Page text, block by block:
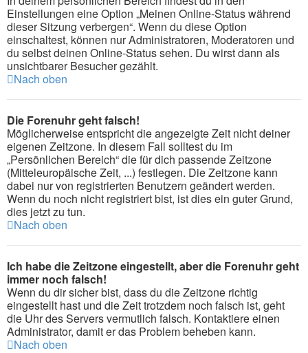
Einstellungen eine Option „Meinen Online-Status während
dieser Sitzung verbergen“. Wenn du diese Option
einschaltest, können nur Administratoren, Moderatoren und
du selbst deinen Online-Status sehen. Du wirst dann als
unsichtbarer Besucher gezählt.
Nach oben
Die Forenuhr geht falsch!
Möglicherweise entspricht die angezeigte Zeit nicht deiner
eigenen Zeitzone. In diesem Fall solltest du im
„Persönlichen Bereich“ die für dich passende Zeitzone
(Mitteleuropäische Zeit, ...) festlegen. Die Zeitzone kann
dabei nur von registrierten Benutzern geändert werden.
Wenn du noch nicht registriert bist, ist dies ein guter Grund,
dies jetzt zu tun.
Nach oben
Ich habe die Zeitzone eingestellt, aber die Forenuhr geht
immer noch falsch!
Wenn du dir sicher bist, dass du die Zeitzone richtig
eingestellt hast und die Zeit trotzdem noch falsch ist, geht
die Uhr des Servers vermutlich falsch. Kontaktiere einen
Administrator, damit er das Problem beheben kann.
Nach oben